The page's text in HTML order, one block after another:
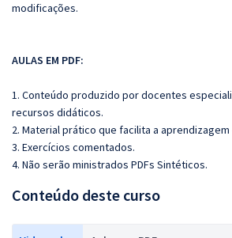
modificações.
AULAS EM PDF:
1. Conteúdo produzido por docentes
recursos didáticos.
2. Material prático que facilita a
3. Exercícios comentados.
4. Não serão ministrados PDFs Sintéticos.
Conteúdo deste curso